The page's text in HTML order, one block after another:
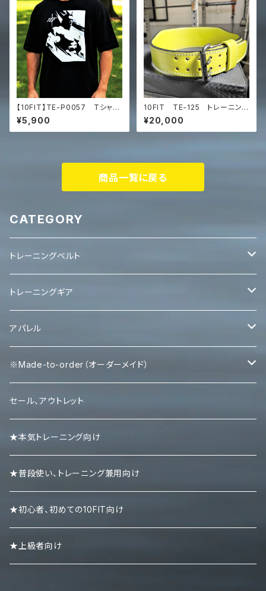
【10FIT】TE-P0057 Tシャ
ツ トレーニング 筋トレ ユ
ニセックス ビッグシルエット Tシ
ャツ マッスルアート
¥5,900
10FIT TE-125 トレーニング
ベルト リフティングベルト パ
ワーベルト レザー 黄色 ラ
イムグリーン lifting belt
¥20,000
商品一覧に戻る
CATEGORY
トレーニングベルト
レバーベルト
パワーベルト
トレーニングギア
パワーグリップ
エルボースリーブ
ニースリーブ
ニーラップ
リストラップ
リストストラップ
アパレル
タンクトップ
Ｔシャツ
ハーフパンツ
キャップ
※Made-to-order（オーダーメイド）
Tシャツ
タンクトップ
ロンＴ
パーカー
スエット・トレーナー
セール、アウトレット
★本気トレーニング向け
★普段使い、トレーニング兼用向け
★初心者、初めての10FIT向け
★上級者向け